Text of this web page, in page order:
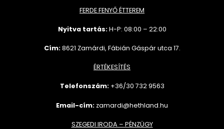
FERDE FENYŐ ÉTTEREM
Nyitva tartás:H-P: 08:00 – 22:00
Cím:8621 Zamárdi, Fábián Gáspár utca 17.
ÉRTÉKESÍTÉS
Telefonszám: +36/30 7329563
Email-cím: zamardi@hethland.hu
SZEGEDI IRODA – PÉNZÜGY